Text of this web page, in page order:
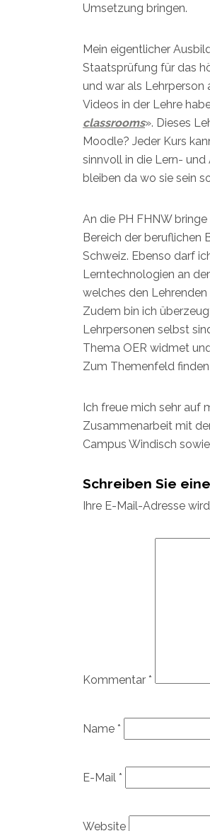
Umsetzung bringen.
Mein eigentlicher
Staatsprüfung für das
und war als Lehrperson
Videos in der Lehre
classrooms». Dieses
Moodle? Jeder Kurs
sinnvoll in die Lern-
bleiben da wo sie sein
An die PH FHNW
Bereich der beruflichen
Schweiz. Ebenso darf
Lerntechnologien an
welches den
Zudem bin ich
Lehrpersonen selbst
Thema OER widmet
Zum Themenfeld
Ich freue mich sehr auf
Zusammenarbeit mit
Campus Windisch
Schreiben Sie
Ihre E-Mail-Adresse
Kommentar *
Name *
E-Mail *
Website